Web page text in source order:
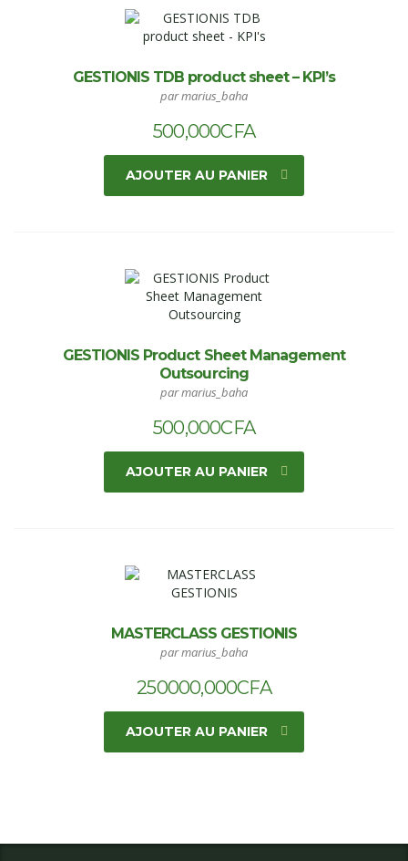
GESTIONIS TDB product sheet – KPI’s
par marius_baha
500,000CFA
AJOUTER AU PANIER
GESTIONIS Product Sheet Management
Outsourcing
par marius_baha
500,000CFA
AJOUTER AU PANIER
MASTERCLASS GESTIONIS
par marius_baha
250000,000CFA
AJOUTER AU PANIER